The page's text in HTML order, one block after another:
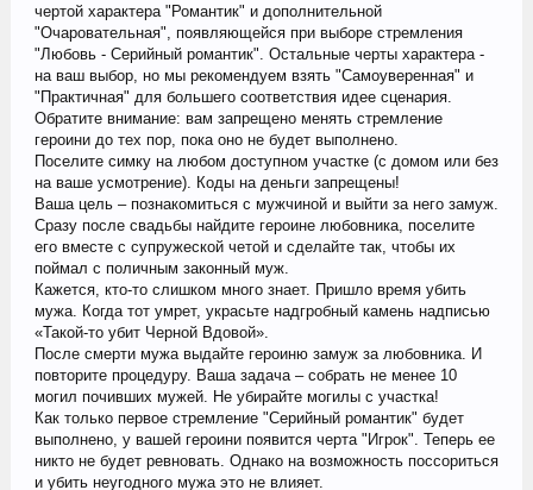
чертой характера "Романтик" и дополнительной
"Очаровательная", появляющейся при выборе стремления
"Любовь - Серийный романтик". Остальные черты характера -
на ваш выбор, но мы рекомендуем взять "Самоуверенная" и
"Практичная" для большего соответствия идее сценария.
Обратите внимание: вам запрещено менять стремление
героини до тех пор, пока оно не будет выполнено.
Поселите симку на любом доступном участке (с домом или без
на ваше усмотрение). Коды на деньги запрещены!
Ваша цель – познакомиться с мужчиной и выйти за него замуж.
Сразу после свадьбы найдите героине любовника, поселите
его вместе с супружеской четой и сделайте так, чтобы их
поймал с поличным законный муж.
Кажется, кто-то слишком много знает. Пришло время убить
мужа. Когда тот умрет, украсьте надгробный камень надписью
«Такой-то убит Черной Вдовой».
После смерти мужа выдайте героиню замуж за любовника. И
повторите процедуру. Ваша задача – собрать не менее 10
могил почивших мужей. Не убирайте могилы с участка!
Как только первое стремление "Серийный романтик" будет
выполнено, у вашей героини появится черта "Игрок". Теперь ее
никто не будет ревновать. Однако на возможность поссориться
и убить неугодного мужа это не влияет.